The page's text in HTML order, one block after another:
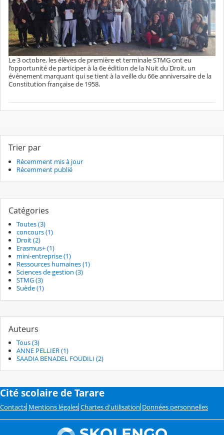
Le 3 octobre, les élèves de première et terminale STMG ont eu
l’opportunité de participer à la 6e édition de la Nuit du Droit, un
événement marquant qui se tient à la veille du 66e anniversaire de la
Constitution française de 1958.
Trier par
Récemment mis à jour
Récemment publié
Catégories
Toutes (3)
concours (1)
Droit (2)
Erasmus+ (1)
mini-entreprise (1)
Ressources humaines (1)
Sciences de gestion (3)
STMG (3)
Suède (1)
Auteurs
Tous (3)
ANNE PELLIER (1)
SAADIA BENADEL FOUDILI (2)
Cité scolaire de Tarare
Contacts Mentions légales Chartes d'utilisation Données personnelles